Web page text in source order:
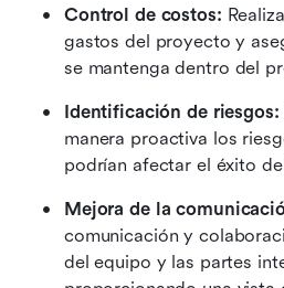
Control de costos:
gastos del proyecto y
se mantenga dentro del
Identificación de riesgos:
manera proactiva los
podrían afectar el éxito
Mejora de la
comunicación y
del equipo y las partes